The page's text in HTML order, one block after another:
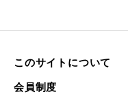
このサイトについて
会員制度